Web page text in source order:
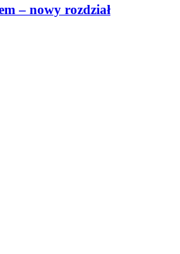
– nowy rozdział